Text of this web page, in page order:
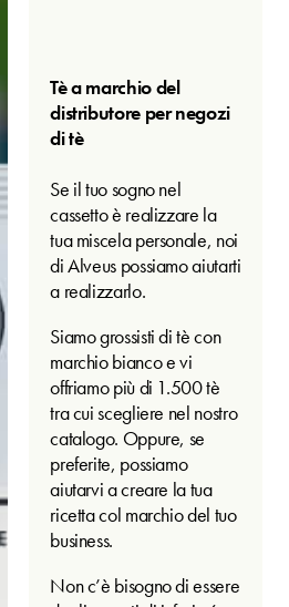
Tè a marchio del
distributore per negozi
di tè
Se il tuo sogno nel
cassetto è realizzare la
tua miscela personale, noi
di Alveus possiamo aiutarti
a realizzarlo.
Siamo grossisti di tè con
marchio bianco e vi
offriamo più di 1.500 tè
tra cui scegliere nel nostro
catalogo. Oppure, se
preferite, possiamo
aiutarvi a creare la tua
ricetta col marchio del tuo
business.
Non c’è bisogno di essere